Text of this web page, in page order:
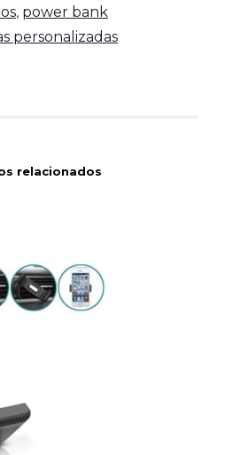
, power bank
personalizadas
relacionados